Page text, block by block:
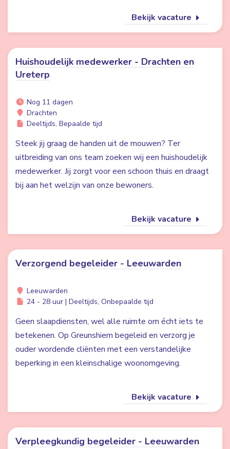
Bekijk vacature
Huishoudelijk medewerker - Drachten en
Ureterp
Nog 11 dagen
Drachten
Deeltijds, Bepaalde tijd
Steek jij graag de handen uit de mouwen? Ter
uitbreiding van ons team zoeken wij een huishoudelijk
medewerker. Jij zorgt voor een schoon thuis en draagt
bij aan het welzijn van onze bewoners.
Bekijk vacature
Verzorgend begeleider - Leeuwarden
Leeuwarden
24 - 28 uur | Deeltijds, Onbepaalde tijd
Geen slaapdiensten, wel alle ruimte om écht iets te
betekenen. Op Greunshiem begeleid en verzorg je
ouder wordende cliënten met een verstandelijke
beperking in een kleinschalige woonomgeving.
Bekijk vacature
Verpleegkundig begeleider - Leeuwarden